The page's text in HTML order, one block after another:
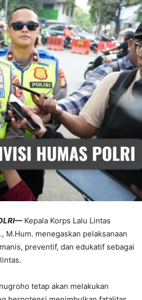
Kepala Korps Lalu Lintas
M.Hum. menegaskan pelaksanaan
preventif, dan edukatif sebagai
tetap akan melakukan